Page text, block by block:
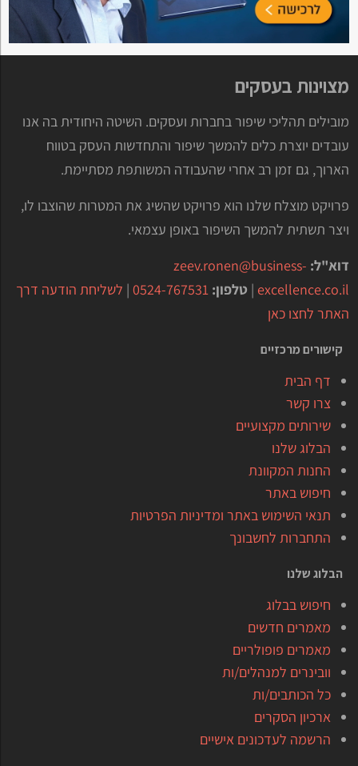
מצוינות בעסקים
מובילים תהליכי שיפור בחברות ועסקים. השיטה היחודית בה אנו
עובדים יוצרת כלים להמשך שיפור והתחדשות העסק בטווח
הארוך, גם זמן רב אחרי שהעבודה המשותפת מסתיימת.
פרויקט מוצלח שלנו הוא פרויקט שהשיג את המטרות שהוצבו לו,
ויצר תשתית להמשך השיפור באופן עצמאי.
דוא"ל: zeev.ronen@business-
excellence.co.il
| טלפון: 0524-767531
| לשליחת הודעה דרך
האתר לחצו כאן
קישורים מרכזיים
דף הבית
צרו קשר
שירותים מקצועיים
הבלוג שלנו
החנות המקוונת
חיפוש באתר
תנאי השימוש באתר ומדיניות הפרטיות
התחברות לחשבונך
הבלוג שלנו
חיפוש בבלוג
מאמרים חדשים
מאמרים פופולריים
וובינרים למנהלים/ות
כל הכותבים/ות
ארכיון הסקרים
הרשמה לעדכונים אישיים